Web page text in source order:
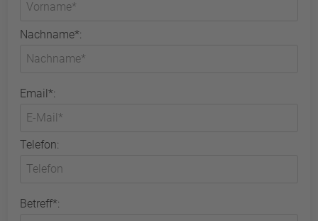
Nachname*:
Email*:
Telefon:
Betreff*: